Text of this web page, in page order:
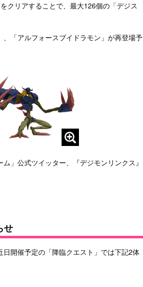
クリアすることで、最大126個の「デジス
「アルフォースブイドラモン」が再登場予
」公式ツイッター、『デジモンリンクス』
せ
開催予定の「降臨クエスト」では下記2体